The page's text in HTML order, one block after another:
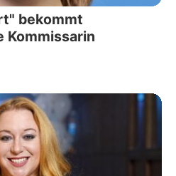
bekommt
Kommissarin